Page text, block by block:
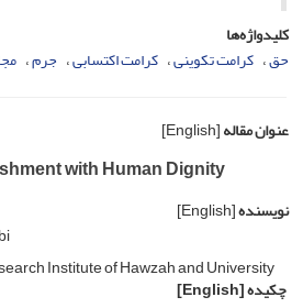
کلیدواژه‌ها
حق کرامت تکوینی کرامت اکتسابی جرم
عنوان مقاله[English]
with Human Dignity
نویسنده[English]
Institute of Hawzah and University
چکیده[English]